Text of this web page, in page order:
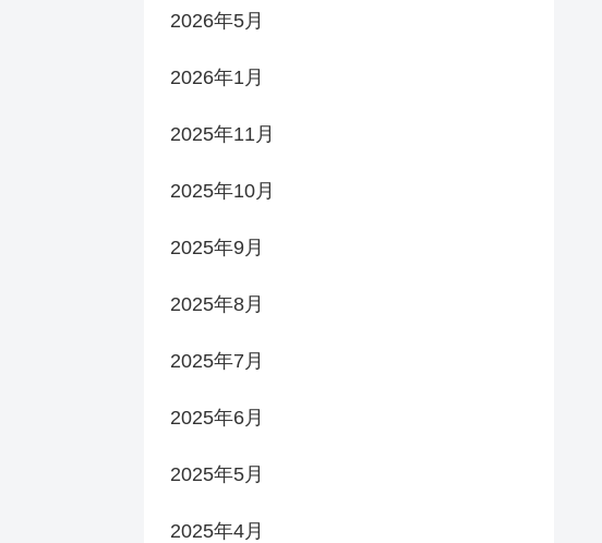
2026年5月
2026年1月
2025年11月
2025年10月
2025年9月
2025年8月
2025年7月
2025年6月
2025年5月
2025年4月